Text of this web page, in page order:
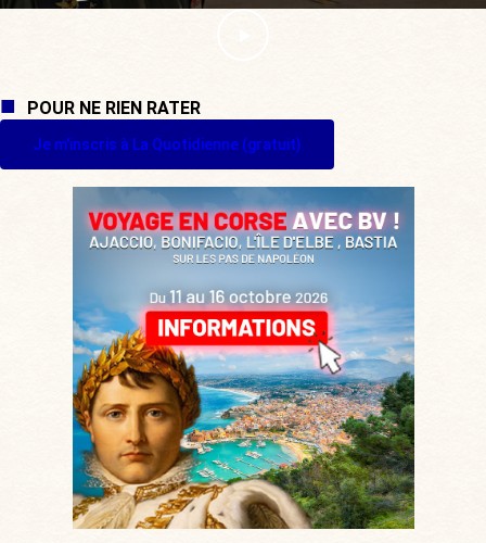
POUR NE RIEN RATER
Je m'inscris à La Quotidienne (gratuit)